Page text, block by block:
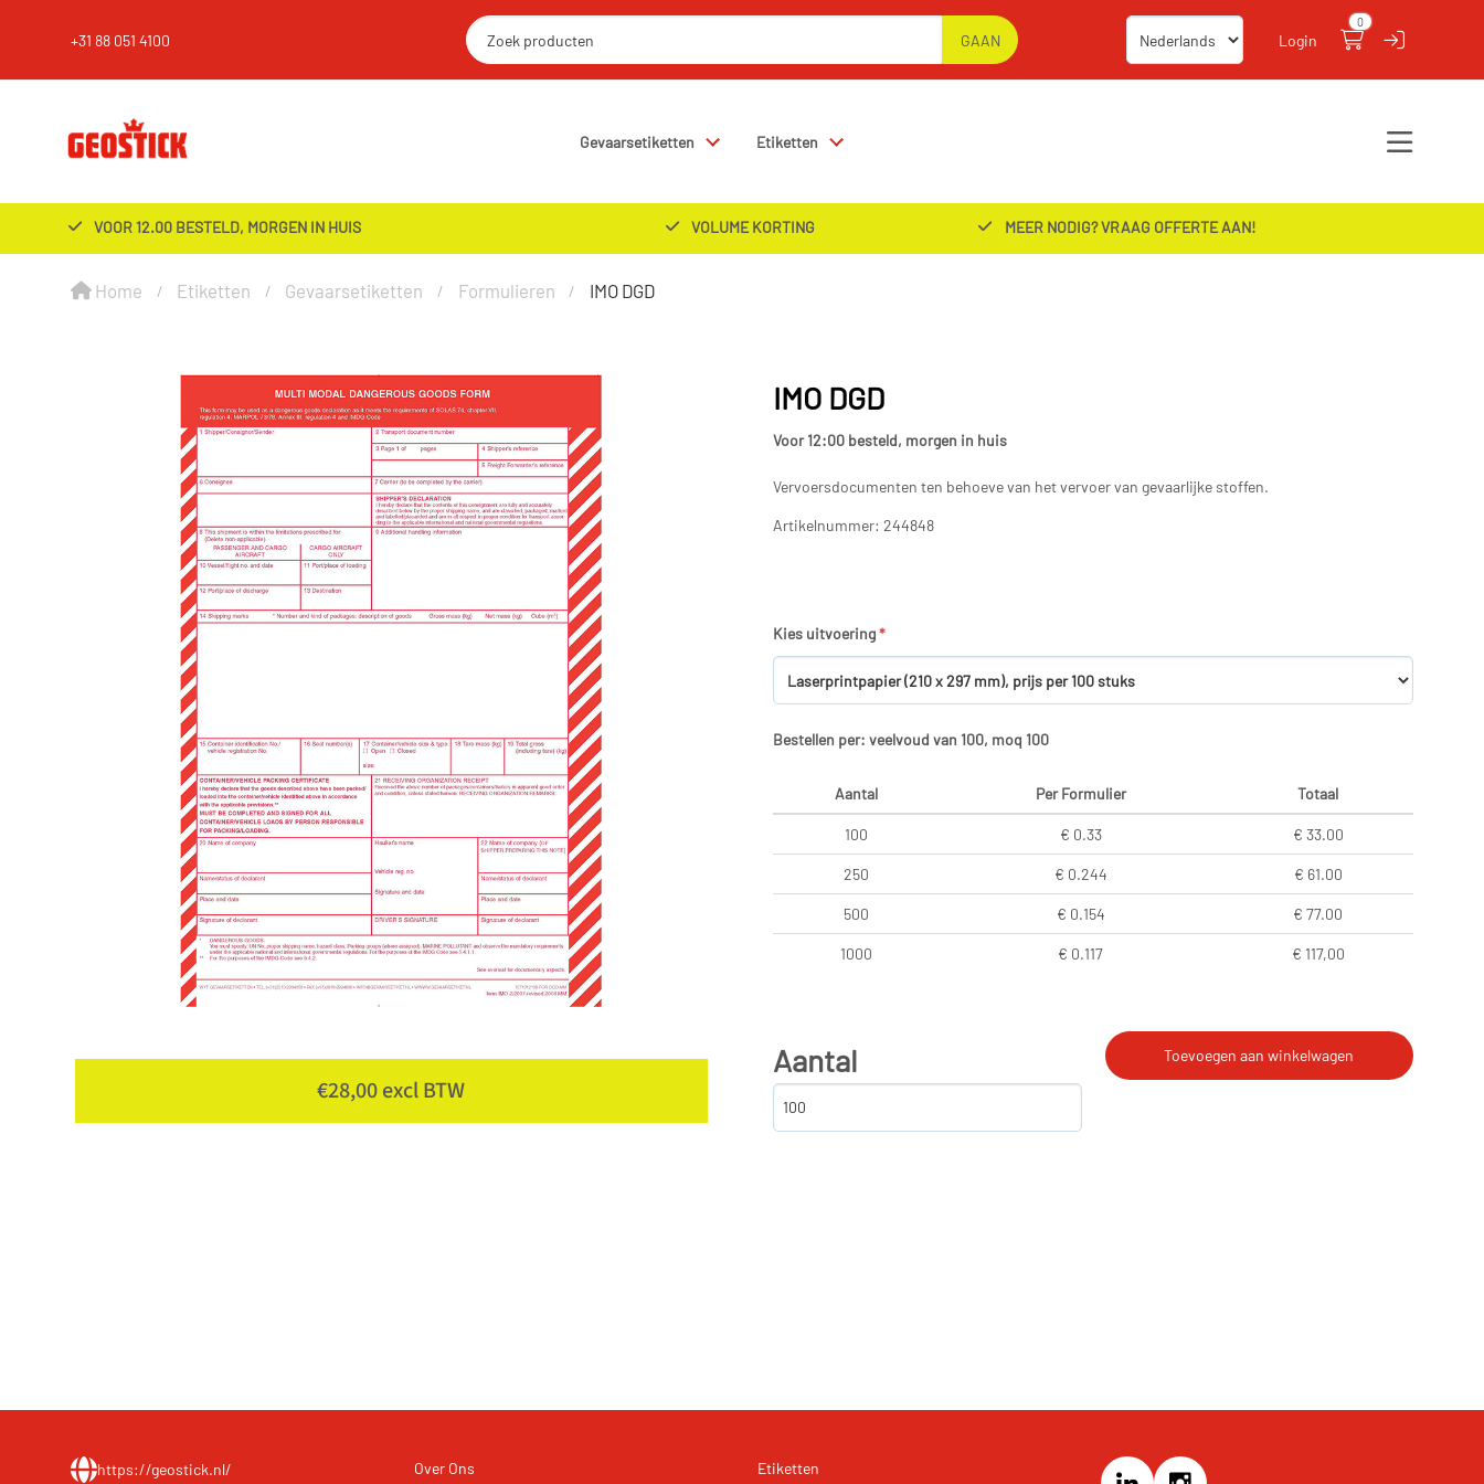
+31 88 051 4100 Login
0
Gevaarsetiketten Etiketten
VOOR 12.00 BESTELD, MORGEN IN HUIS VOLUME KORTING MEER NODIG? VRAAG OFFERTE AAN!
Home Etiketten Gevaarsetiketten Formulieren IMO DGD
€28,00 excl BTW
IMO DGD
Voor 12:00 besteld, morgen in huis
Vervoersdocumenten ten behoeve van het vervoer van gevaarlijke stoffen.
Artikelnummer: 244848
Kies uitvoering*
Bestellen per: veelvoud van 100, moq 100
Aantal Per Formulier Totaal
100 € 0.33 € 33.00
250 € 0.244 € 61.00
500 € 0.154 € 77.00
1000 € 0.117 € 117,00
Aantal
https://geostick.nl/ Over Ons Etiketten